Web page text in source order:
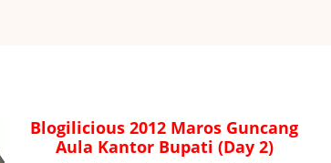
Blogilicious 2012 Maros Guncang
Aula Kantor Bupati (Day 2)